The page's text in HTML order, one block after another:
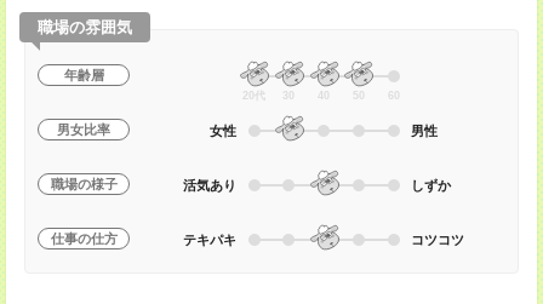
職場の雰囲気
年齢層
20代 30 40 50 60
男女比率 女性 男性
職場の様子 活気あり しずか
仕事の仕方 テキパキ コツコツ